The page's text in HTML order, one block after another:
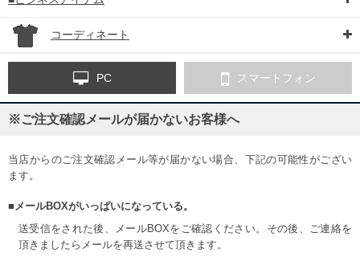
コーディネート
PC スマートフォン
※ご注文確認メールが届かないお客様へ
当店からのご注文確認メール等が届かない場合、下記の可能性がござい
ます。
■メールBOXがいっぱいになっている。
送受信をされた後、メールBOXをご確認ください。その後、ご連絡を
頂きましたらメールを再送させて頂きます。